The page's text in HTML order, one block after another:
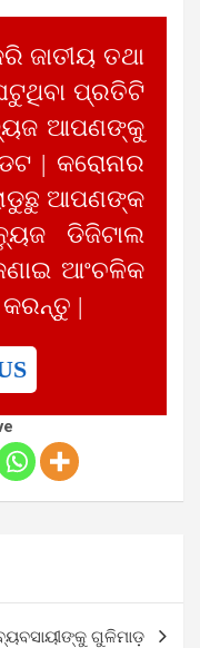
ଜାତୀୟ ତଥା
ପ୍ରତିଟି
ଆପଣଙ୍କୁ
| କରୋନାର
ଆପଣଙ୍କ
ଡିଜିଟାଲ
ଆଂଚଳିକ
କରନ୍ତୁ |
ଗୁଳିମାଡ଼